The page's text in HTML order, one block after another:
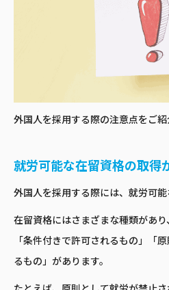
外国人を採用する際の注意点をご紹
就労可能な在留資格の取得
外国人を採用する際には、就労可能
在留資格にはさまざまな種類があり
「条件付きで許可されるもの」「
るもの」があります。